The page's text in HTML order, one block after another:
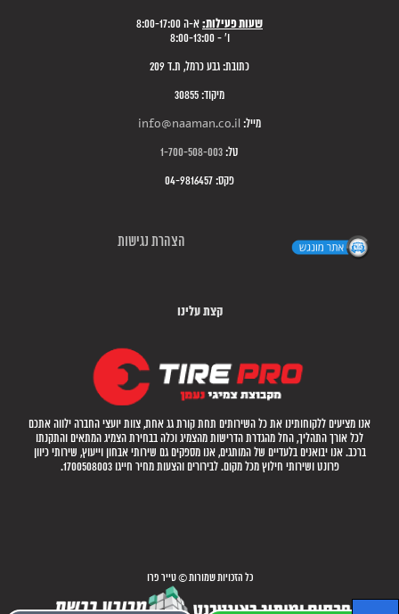
שעות פעילות: א-ה 8:00-17:00
ו' - 8:00-13:00
כתובת: גבע כרמל, ת.ד 209
מיקוד: 30855
מייל: info@naaman.co.il
טל: 1-700-508-003
פקס: 04-9816457
הצהרת נגישות
קצת עלינו
אנו מציעים ללקוחותינו את כל השירותים תחת קורת גג אחת, צוות יועצי החברה ילווה אתכם
לכל אורך התהליך, החל מהגדרת הדרישות מהצמיג וכלה בבחירת הצמיג המתאים והתקנתו
ברכב. אנו יבואנים בלעדיים של המותגים, אנו מספקים גם שירותי אבחון וייעוץ, שירותי כיוון
פרונט ושירותי חילוץ מכל מקום. לבירורים והצעות מחיר חייגו 1700508003.
כל הזכויות שמורות © טייר פרו